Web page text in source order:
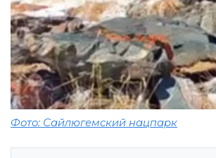
Фото: Сайлюгемский нацпарк